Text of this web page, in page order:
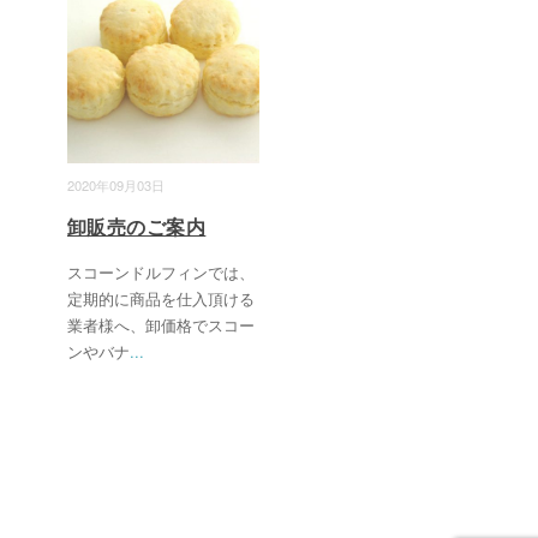
2020年09月03日
卸販売のご案内
スコーンドルフィンでは、
定期的に商品を仕入頂ける
業者様へ、卸価格でスコー
ンやバナ...